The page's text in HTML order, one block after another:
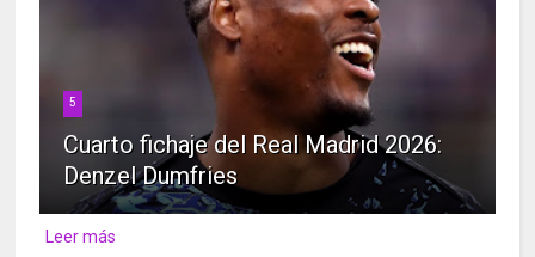
5
Cuarto fichaje del Real Madrid 2026:
Denzel Dumfries
Leer más